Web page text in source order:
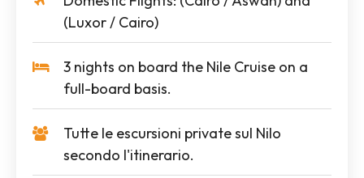
(Luxor / Cairo)
3 nights on board the Nile Cruise on a
full-board basis.
Tutte le escursioni private sul Nilo
secondo l'itinerario.